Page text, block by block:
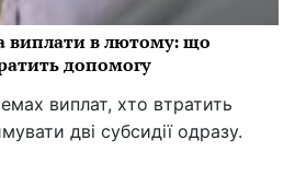
виплати в лютому: що
допомогу
виплат, хто втратить
дві субсидії одразу.